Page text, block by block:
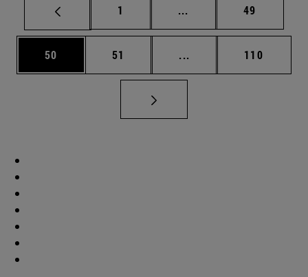
Página
1 ... Páginas intermedias
Página
49
Página
50 Página
51 ... Páginas intermedias
Página
110